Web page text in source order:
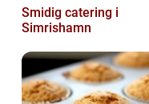
Smidig catering i
Simrishamn